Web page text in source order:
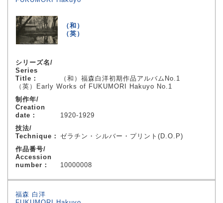
（和）
（英）
シリーズ名/
Series
Title：
（和）福森白洋初期作品アルバムNo.1
（英）Early Works of FUKUMORI Hakuyo No.1
制作年/
Creation
date：
1920-1929
技法/
Technique： ゼラチン・シルバー・プリント(D.O.P)
作品番号/
Accession
number：
10000008
福森 白洋